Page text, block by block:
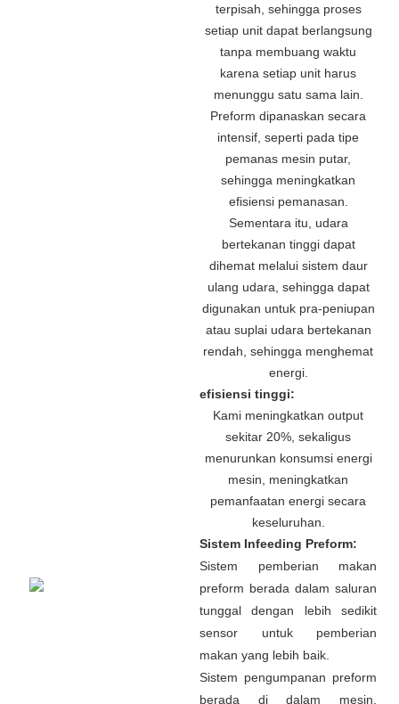
terpisah, sehingga proses
setiap unit dapat berlangsung
tanpa membuang waktu
karena setiap unit harus
menunggu satu sama lain.
Preform dipanaskan secara
intensif, seperti pada tipe
pemanas mesin putar,
sehingga meningkatkan
efisiensi pemanasan.
Sementara itu, udara
bertekanan tinggi dapat
dihemat melalui sistem daur
ulang udara, sehingga dapat
digunakan untuk pra-peniupan
atau suplai udara bertekanan
rendah, sehingga menghemat
energi.
efisiensi tinggi:
Kami meningkatkan output
sekitar 20%, sekaligus
menurunkan konsumsi energi
mesin, meningkatkan
pemanfaatan energi secara
keseluruhan.
Sistem Infeeding Preform:
Sistem pemberian makan
preform berada dalam saluran
tunggal dengan lebih sedikit
sensor untuk pemberian
makan yang lebih baik.
Sistem pengumpanan preform
berada di dalam mesin,